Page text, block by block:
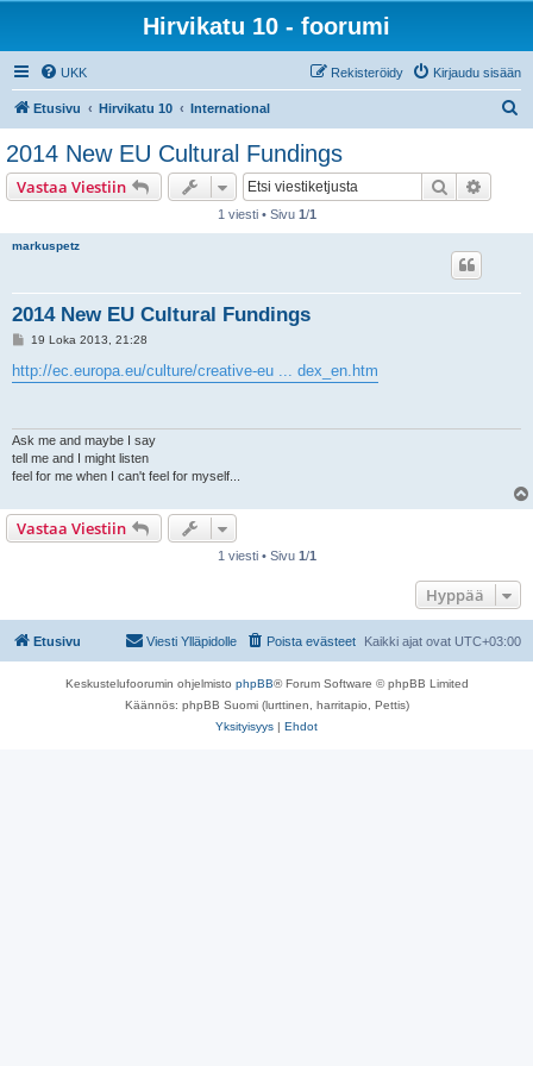
Hirvikatu 10 - foorumi
UKK Kirjaudu sisään
Rekisteröidy
Etusivu Hirvikatu 10 International
2014 New EU Cultural Fundings
Vastaa Viestiin Etsi
1 viesti • Sivu 1/1
markuspetz
2014 New EU Cultural Fundings
V
e
s
19 Loka 2013, 21:28
http://ec.europa.eu/culture/creative-eu ... dex_en.htm
Ask me and maybe I say
tell me and I might listen
feel for me when I can't feel for myself...
Vastaa Viestiin
1 viesti • Sivu 1/1
Hyppää
Etusivu Kaikki ajat ovat UTC+03:00
Poista evästeet
Viesti Ylläpidolle
Keskustelufoorumin ohjelmisto phpBB® Forum Software © phpBB Limited
Käännös: phpBB Suomi (lurttinen, harritapio, Pettis)
Yksityisyys | Ehdot